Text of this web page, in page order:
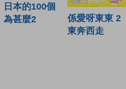
日本的100個
為甚麼2
係愛呀東東 2
東奔西走